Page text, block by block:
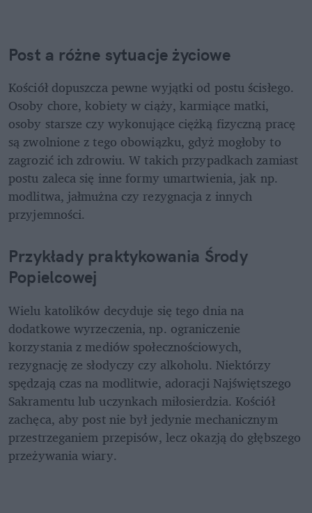
Post a różne sytuacje życiowe
Kościół dopuszcza pewne wyjątki od postu ścisłego.
Osoby chore, kobiety w ciąży, karmiące matki,
osoby starsze czy wykonujące ciężką fizyczną pracę
są zwolnione z tego obowiązku, gdyż mogłoby to
zagrozić ich zdrowiu. W takich przypadkach zamiast
postu zaleca się inne formy umartwienia, jak np.
modlitwa, jałmużna czy rezygnacja z innych
przyjemności.
Przykłady praktykowania Środy
Popielcowej
Wielu katolików decyduje się tego dnia na
dodatkowe wyrzeczenia, np. ograniczenie
korzystania z mediów społecznościowych,
rezygnację ze słodyczy czy alkoholu. Niektórzy
spędzają czas na modlitwie, adoracji Najświętszego
Sakramentu lub uczynkach miłosierdzia. Kościół
zachęca, aby post nie był jedynie mechanicznym
przestrzeganiem przepisów, lecz okazją do głębszego
przeżywania wiary.